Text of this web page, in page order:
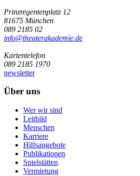
Prinzregentenplatz 12
81675 München
089 2185 02
info@­theaterakademie.de
Kartentelefon
089 2185 1970
newsletter
Über uns
Wer wir sind
Leitbild
Menschen
Karriere
Hilfsangebote
Publikationen
Spielstätten
Vermietung